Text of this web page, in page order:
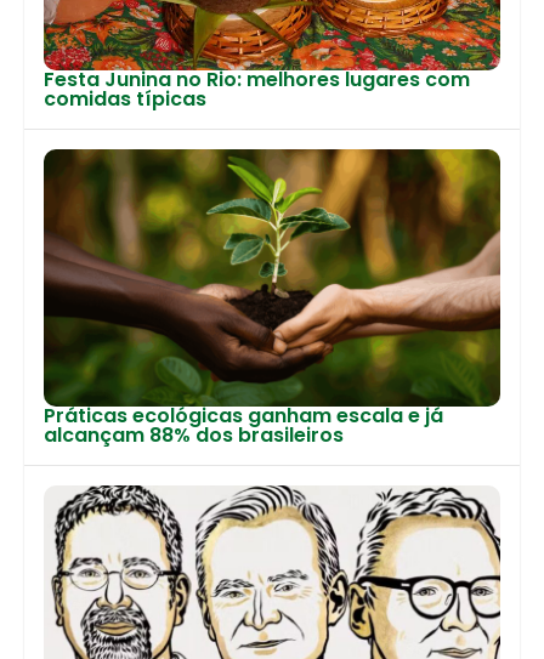
Festa Junina no Rio: melhores lugares com
comidas típicas
Práticas ecológicas ganham escala e já
alcançam 88% dos brasileiros